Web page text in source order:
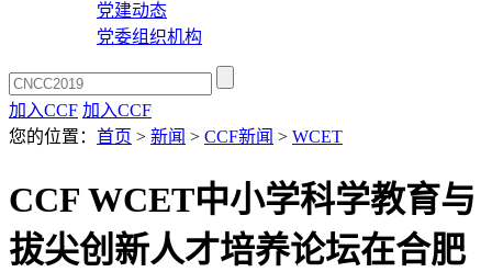
党建动态
党委组织机构
加入CCF 加入CCF
您的位置： 首页 > 新闻 > CCF新闻 > WCET
CCF WCET中小学科学教育与
拔尖创新人才培养论坛在合肥